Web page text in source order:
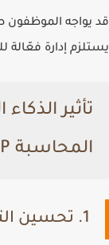
قد يواجه الموظفون
يستلزم إدارة فعّالة
تأثير
المحاسبة ERP
1. تحسين التنبؤات المالية